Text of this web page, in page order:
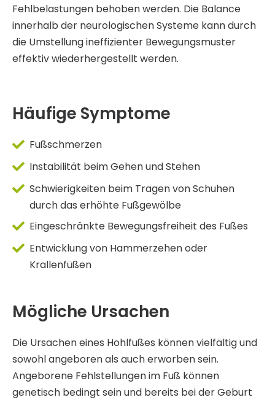
Fehlbelastungen behoben werden. Die Balance
innerhalb der neurologischen Systeme kann durch
die Umstellung ineffizienter Bewegungsmuster
effektiv wiederhergestellt werden.
Häufige Symptome
Fußschmerzen
Instabilität beim Gehen und Stehen
Schwierigkeiten beim Tragen von Schuhen
durch das erhöhte Fußgewölbe
Eingeschränkte Bewegungsfreiheit des Fußes
Entwicklung von Hammerzehen oder
Krallenfüßen
Mögliche Ursachen
Die Ursachen eines Hohlfußes können vielfältig und
sowohl angeboren als auch erworben sein.
Angeborene Fehlstellungen im Fuß können
genetisch bedingt sein und bereits bei der Geburt